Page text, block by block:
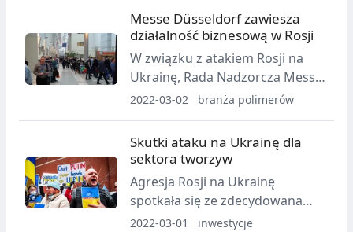
dotyczący natychmiastowego
zawieszenia członkostwa w UFI
wszystkich firm i organizacji
branży wystawienniczej
pochodzących z Federacji
Rosyjskiej.
Messe Düsseldorf zawiesza
działalność biznesową w Rosji
W związku z atakiem Rosji na
Ukrainę, Rada Nadzorcza Messe
Düsseldorf GmbH podjęła
działalności biznesowej grupy w
Rosji do odwołania. Dotyczy to
również działalności spółki
zależnej Messe Düsseldorf
Moskwa.
2022-03-02 branża polimerów
Skutki ataku na Ukrainę dla
sektora tworzyw
Agresja Rosji na Ukrainę
spotkała się ze zdecydowana
reakcją krajów zachodnich.
2022-03-01 inwestycje